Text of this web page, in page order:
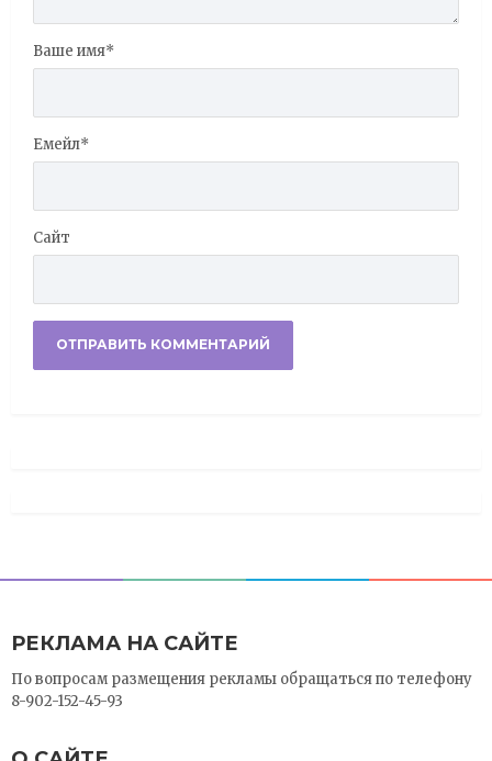
Ваше имя*
Емейл*
Сайт
РЕКЛАМА НА САЙТЕ
По вопросам размещения рекламы обращаться по телефону
8-902-152-45-93